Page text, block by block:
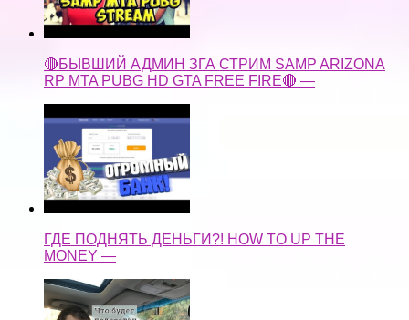
🔴БЫВШИЙ АДМИН ЗГА СТРИМ SAMP ARIZONA
RP MTA PUBG HD GTA FREE FIRE🔴 —
ГДЕ ПОДНЯТЬ ДЕНЬГИ?! HOW TO UP THE
MONEY —